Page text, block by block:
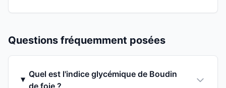
Questions fréquemment posées
Quel est l'indice glycémique de Boudin
de foie ?